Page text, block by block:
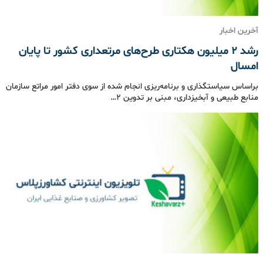
آخرین اخبار
رشد 2 میلیون هکتاری طرح‌های مرتعداری کشور تا پایان
امسال
براساس سیاستگذاری و برنامه‌ریزی انجام شده از سوی دفتر امور مراتع سازمان
منابع طبیعی و آبخیزداری، مبنی بر تدوین ۲…